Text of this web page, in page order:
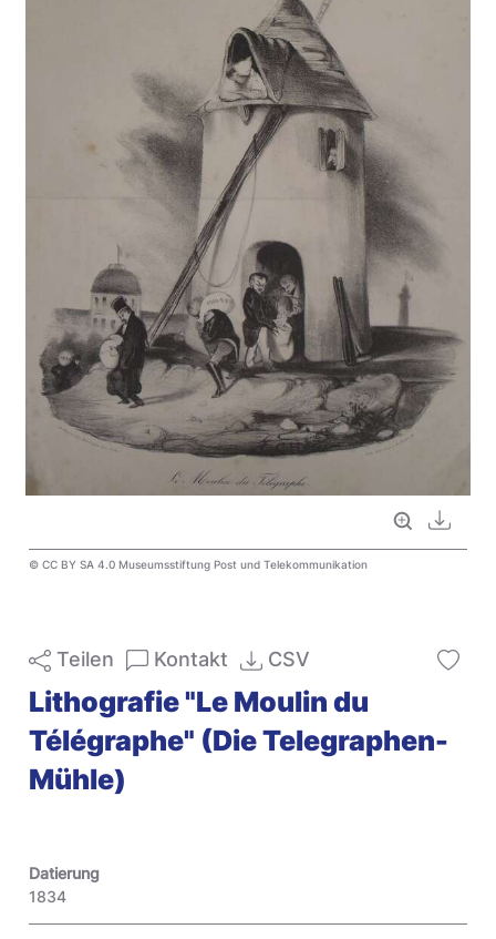
Vollbild
© CC BY SA 4.0 Museumsstiftung Post und Telekommunikation
Teilen Kontakt CSV
Lithografie "Le Moulin du
Télégraphe" (Die Telegraphen-
Mühle)
Datierung
1834